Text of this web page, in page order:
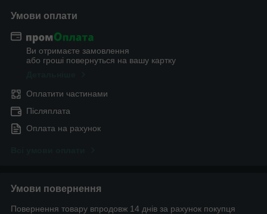
Умови оплати
Ви отримаєте замовлення
або гроші повернуться на вашу картку
Оплатити частинами
Післяплата
Оплата на рахунок
Умови повернення
Повернення товару впродовж 14 днів за рахунок покупця